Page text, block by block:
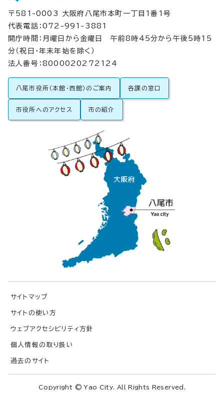
〒581-0003 大阪府八尾市本町一丁目1番1号
代表電話：072-991-3881
開庁時間：月曜日から金曜日 午前8時45分から午後5時15
分（祝日・年末年始を除く）
法人番号：8000020272124
八尾市役所（本館・西館）のご案内 各課の窓口
市役所へのアクセス 市の紹介
サイトマップ
サイトの使い方
ウェブアクセシビリティ方針
個人情報の取り扱い
過去のサイト
Copyright © Yao City. All Rights Reserved.